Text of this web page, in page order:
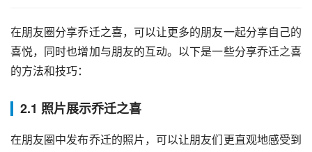
在朋友圈分享乔迁之喜，可以让更多的朋友一起分享自己的
喜悦，同时也增加与朋友的互动。以下是一些分享乔迁之喜
的方法和技巧：
2.1 照片展示乔迁之喜
在朋友圈中发布乔迁的照片，可以让朋友们更直观地感受到